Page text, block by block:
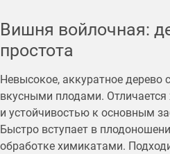
Вишня войлочная:
простота
Невысокое, аккуратное дерево
вкусными плодами.
и устойчивостью к основным
Быстро вступает в
обработке химикатами.